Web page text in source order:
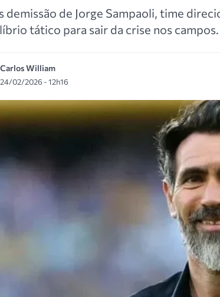
demissão de Jorge Sampaoli, time
tático para sair da crise nos campos.
Carlos William
24/02/2026 - 12h16